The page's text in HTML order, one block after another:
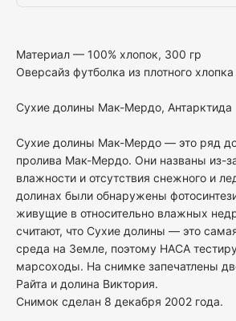
Материал — 100% хлопок, 300 гр
Оверсайз футболка из плотного хлопка
Сухие долины Мак-Мердо, Антарктида
Сухие долины Мак-Мердо — это ряд
пролива Мак-Мердо. Они названы из-
влажности и отсутствия снежного и
долинах были обнаружены
живущие в относительно влажных
считают, что Сухие долины — это
среда на Земле, поэтому НАСА
марсоходы. На снимке запечатлены
Райта и долина Виктория.
Снимок сделан 8 декабря 2002 года.